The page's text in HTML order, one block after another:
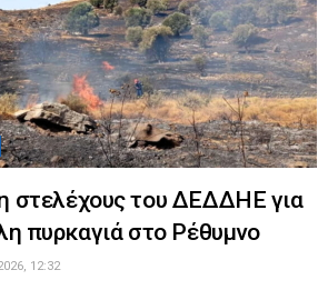
στελέχους του ΔΕΔΔΗΕ για
πυρκαγιά στο Ρέθυμνο
12:32